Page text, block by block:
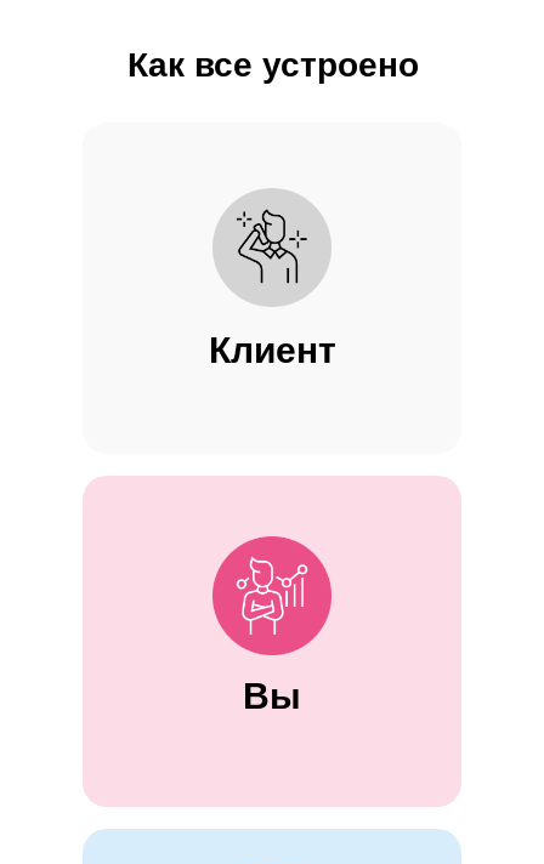
Как все устроено
Клиент
Вы